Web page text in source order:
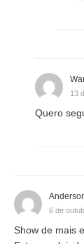
13
Quero
6 de
Show de mais